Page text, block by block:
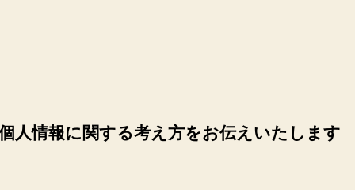
人情報に関する考え方をお伝えいたします